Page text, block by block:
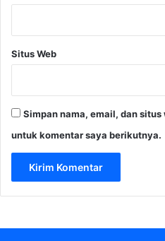
Situs Web
Simpan nama, email, dan
untuk komentar saya berikutnya.